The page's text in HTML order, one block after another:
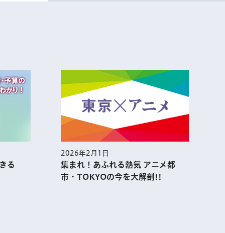
きる
2026年2月1日
集まれ！あふれる熱気 アニメ都
市・TOKYOの今を大解剖!!